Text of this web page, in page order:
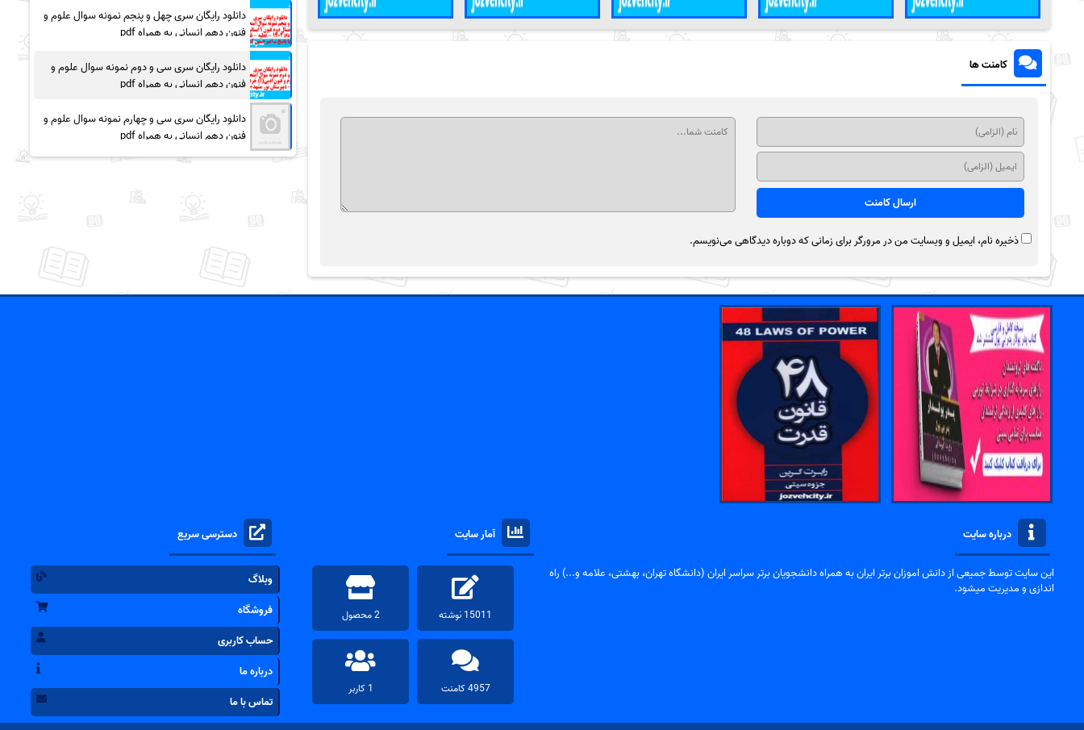
کامنت ها
ذخیره نام، ایمیل و وبسایت من در مرورگر برای زمانی که دوباره دیدگاهی می‌نویسم.
دانلود رایگان سری چهل و پنجم نمونه سوال علوم و
فنون دهم انسانی به همراه pdf
دانلود رایگان سری سی و دوم نمونه سوال علوم و
فنون دهم انسانی به همراه pdf
دانلود رایگان سری سی و چهارم نمونه سوال علوم و
فنون دهم انسانی به همراه pdf
درباره سایت
این سایت توسط جمیعی از دانش اموزان برتر ایران به همراه دانشجویان برتر سراسر ایران (دانشگاه تهران، بهشتی، علامه و...) راه
اندازی و مدیریت میشود.
آمار سایت
15011 نوشته 2 محصول
4957 کامنت 1 کاربر
دسترسی سریع
وبلاگ
فروشگاه
حساب کاربری
درباره ما
تماس با ما